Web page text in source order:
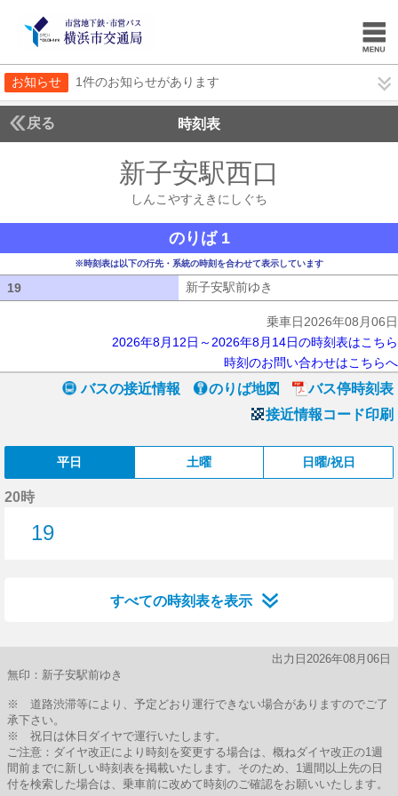
お知らせ 1件のお知らせがあります
戻る 時刻表
新子安駅西口
しんこやすえきにしぐち
のりば 1
※時刻表は以下の行先・系統の時刻を合わせて表示しています
19 新子安駅前ゆき
乗車日2026年08月06日
2026年8月12日～2026年8月14日の時刻表はこちら
時刻のお問い合わせはこちらへ
バスの接近情報 のりば地図
バス停時刻表
接近情報コード印刷
平日 土曜 日曜/祝日
20時
19
すべての時刻表を表示
出力日2026年08月06日
無印：新子安駅前ゆき
※ 道路渋滞等により、予定どおり運行できない場合がありますのでご了
承下さい。
※ 祝日は休日ダイヤで運行いたします。
ご注意：ダイヤ改正により時刻を変更する場合は、概ねダイヤ改正の1週
間前までに新しい時刻表を掲載いたします。そのため、1週間以上先の日
付を検索した場合は、乗車前に改めて時刻のご確認をお願いいたします。